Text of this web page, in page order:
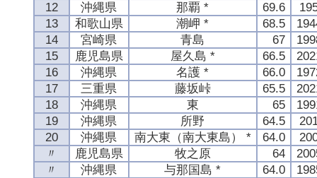
12
沖縄県 那覇 * 69.6
13
和歌山県 潮岬 * 68.5
14
宮崎県 青島 67
15
鹿児島県 屋久島 * 66.5
16
沖縄県 名護 * 66.0
17
三重県 藤坂峠 65.5
18
沖縄県 東 65
19
沖縄県 所野 64.5
20
沖縄県 南大東（南大東島） * 64.0
〃
鹿児島県 牧之原 64
〃
沖縄県 与那国島 * 64.0